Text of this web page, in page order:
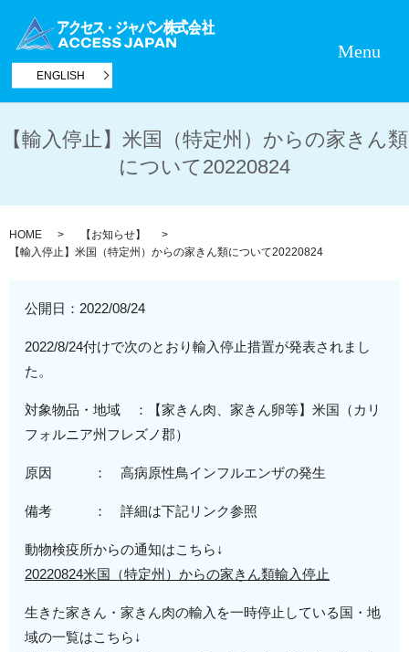
ENGLISH
Menu
【輸入停止】米国（特定州）からの家きん類
について20220824
HOME
【お知らせ】
【輸入停止】米国（特定州）からの家きん類について20220824
公開日： 2022/08/24
2022/8/24付けで次のとおり輸入停止措置が発表されまし
た。
対象物品・地域 ：【家きん肉、家きん卵等】米国（カリ
フォルニア州フレズノ郡）
原因 ： 高病原性鳥インフルエンザの発生
備考 ： 詳細は下記リンク参照
動物検疫所からの通知はこちら↓
20220824米国（特定州）からの家きん類輸入停止
生きた家きん・家きん肉の輸入を一時停止している国・地
域の一覧はこちら↓